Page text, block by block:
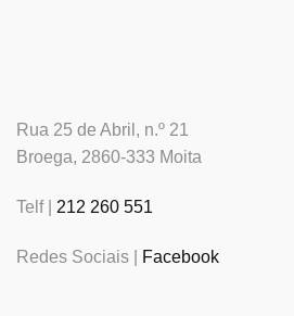
Rua 25 de Abril, n.º 21
Broega, 2860-333 Moita
Telf | 212 260 551
Redes Sociais | Facebook